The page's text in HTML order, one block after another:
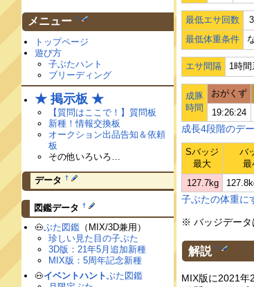
最低エサ回数
最低体重条件
エサ間隔 1時間
成豚
時間
おがくず
19:26:24
成長4段階のデ
Sバッジ
最大
バ
最
127.7kg
子ぶたの体重に
※ バッジデータ
解説 †
MIX版に2021年
メニュー †
トップページ
遊び方
子ぶたハント
ブリーディング
★ 掲示板 ★
【質問はここで！】質問板
新種！情報交換板
オークション出品告知＆依頼
板
その他いろいろ…
データ †
図鑑データ †
🐽ぶた図鑑 （MIX/3D兼用）
珍しい見た目の子ぶた
3D版：21年5月追加新種
MIX版：5周年記念新種
🐽イベントハントぶた図鑑